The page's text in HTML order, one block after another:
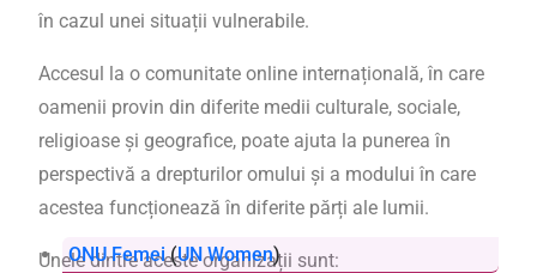
în cazul unei situații vulnerabile.
Accesul la o comunitate online internațională, în care
oamenii provin din diferite medii culturale, sociale,
religioase și geografice, poate ajuta la punerea în
perspectivă a drepturilor omului și a modului în care
acestea funcționează în diferite părți ale lumii.
Unele dintre aceste organizații sunt:
ONU Femei(UN Women)